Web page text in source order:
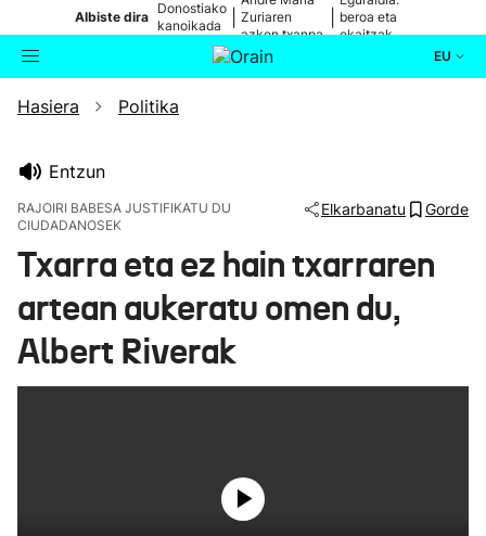
Albiste dira
Donostiako
kanoikada
Zuriaren
azken txanpa
beroa eta
ekaitzak
EU
Bilatzailea
Eguraldia
Hasiera Politika
Entzun
RAJOIRI BABESA JUSTIFIKATU DU
CIUDADANOSEK
Elkarbanatu Gorde
Txarra eta ez hain txarraren
artean aukeratu omen du,
Albert Riverak